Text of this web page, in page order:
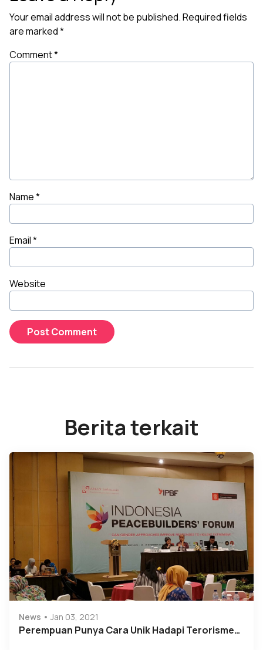
Your email address will not be published.Required fields
are marked*
Comment*
Name*
Email*
Website
Berita terkait
News Jan 03, 2021
Perempuan Punya Cara Unik Hadapi Terorisme…